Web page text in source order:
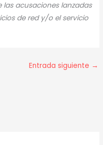
las acusaciones lanzadas
de red y/o el servicio
Entrada siguiente →